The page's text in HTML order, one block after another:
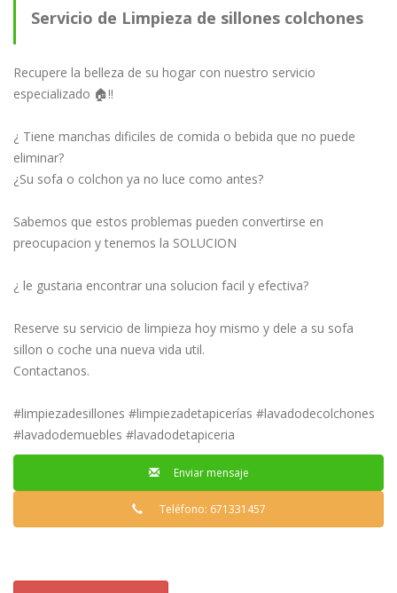
Servicio de Limpieza de sillones colchones
tapicería en general
Recupere la belleza de su hogar con nuestro servicio
especializado 🏠!!
¿ Tiene manchas dificiles de comida o bebida que no puede
eliminar?
¿Su sofa o colchon ya no luce como antes?
Sabemos que estos problemas pueden convertirse en
preocupacion y tenemos la SOLUCION
¿ le gustaria encontrar una solucion facil y efectiva?
Reserve su servicio de limpieza hoy mismo y dele a su sofa
sillon o coche una nueva vida util.
Contactanos.
#limpiezadesillones #limpiezadetapicerías #lavadodecolchones
#lavadodemuebles #lavadodetapiceria
Enviar mensaje
Teléfono: 671331457